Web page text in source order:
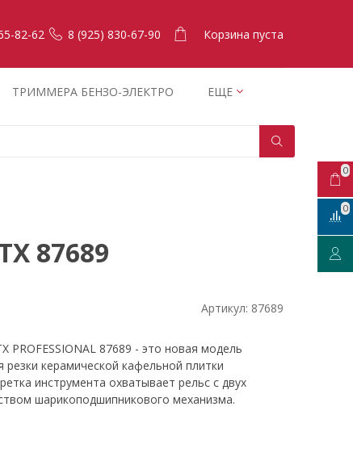
82-62 8 (925) 830-67-90 Корзина пуста
ТРИММЕРА БЕНЗО-ЭЛЕКТРО ЕЩЕ
87689
Артикул: 87689
PROFESSIONAL 87689 - это новая модель
керамической кафельной плитки
инструмента охватывает рельс с двух
шарикоподшипникового механизма.
0
0